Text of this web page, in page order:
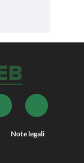
Note legali